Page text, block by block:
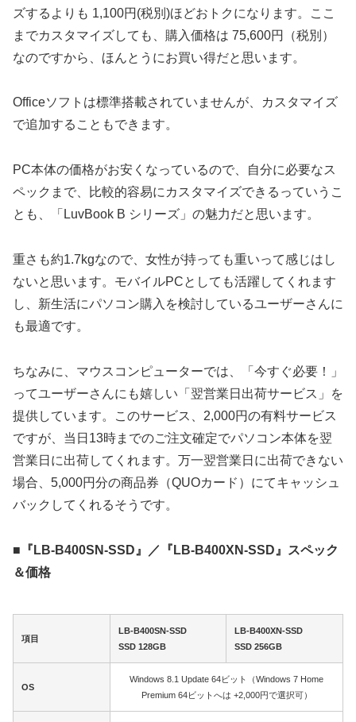
ズするよりも 1,100円(税別)ほどおトクになります。ここ
までカスタマイズしても、購入価格は 75,600円（税別）
なのですから、ほんとうにお買い得だと思います。
Officeソフトは標準搭載されていませんが、カスタマイズ
で追加することもできます。
PC本体の価格がお安くなっているので、自分に必要なス
ペックまで、比較的容易にカスタマイズできるっていうこ
とも、「LuvBook B シリーズ」の魅力だと思います。
重さも約1.7kgなので、女性が持っても重いって感じはし
ないと思います。モバイルPCとしても活躍してくれます
し、新生活にパソコン購入を検討しているユーザーさんに
も最適です。
ちなみに、マウスコンピューターでは、「今すぐ必要！」
ってユーザーさんにも嬉しい「翌営業日出荷サービス」を
提供しています。このサービス、2,000円の有料サービス
ですが、当日13時までのご注文確定でパソコン本体を翌
営業日に出荷してくれます。万一翌営業日に出荷できない
場合、5,000円分の商品券（QUOカード）にてキャッシュ
バックしてくれるそうです。
■『LB-B400SN-SSD』／『LB-B400XN-SSD』スペック
＆価格
項目
LB-B400SN-SSD
SSD 128GB
LB-B400XN-SSD
SSD 256GB
OS
Windows 8.1 Update 64ビット（Windows 7 Home
Premium 64ビットへは +2,000円で選択可）